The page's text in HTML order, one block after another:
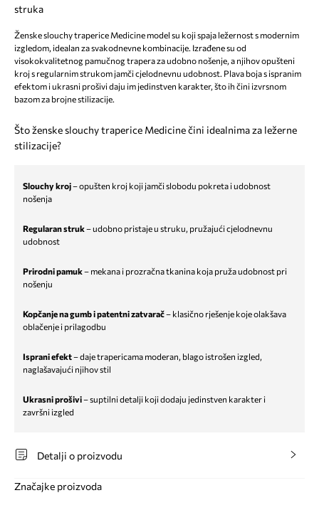
struka
Ženske slouchy traperice Medicine model su koji spaja ležernost s modernim
izgledom, idealan za svakodnevne kombinacije. Izrađene su od
visokokvalitetnog pamučnog trapera za udobno nošenje, a njihov opušteni
kroj s regularnim strukom jamči cjelodnevnu udobnost. Plava boja s ispranim
efektom i ukrasni prošivi daju im jedinstven karakter, što ih čini izvrsnom
bazom za brojne stilizacije.
Što ženske slouchy traperice Medicine čini idealnima za ležerne
stilizacije?
Slouchy kroj– opušten kroj koji jamči slobodu pokreta i udobnost
nošenja
Regularan struk– udobno pristaje u struku, pružajući cjelodnevnu
udobnost
Prirodni pamuk– mekana i prozračna tkanina koja pruža udobnost pri
nošenju
Kopčanje na gumb i patentni zatvarač– klasično rješenje koje olakšava
oblačenje i prilagodbu
Isprani efekt– daje trapericama moderan, blago istrošen izgled,
naglašavajući njihov stil
Ukrasni prošivi– suptilni detalji koji dodaju jedinstven karakter i
završni izgled
Detalji o proizvodu
Značajke proizvoda